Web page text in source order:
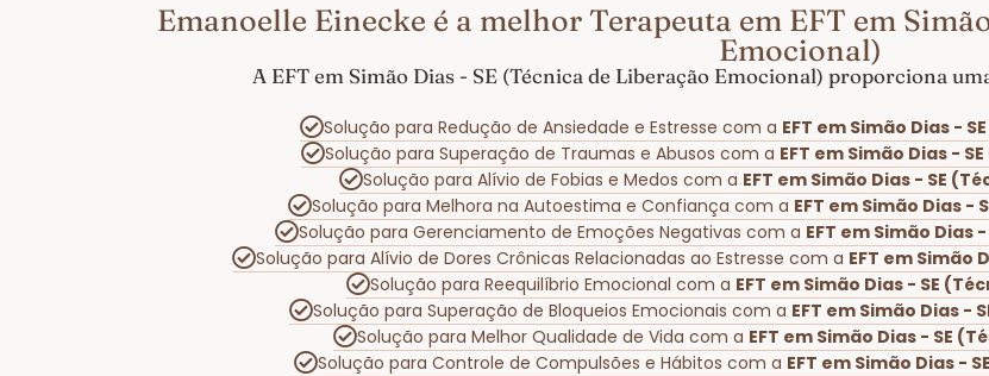
Emanoelle Einecke é a melhor Terapeuta em EFT em
Emocional)
A EFT em Simão Dias - SE (Técnica de Liberação Emocional) proporciona
Solução para Redução de Ansiedade e Estresse com a EFT em Simão Dias -
Solução para Superação de Traumas e Abusos com a EFT em Simão Dias -
Solução para Alívio de Fobias e Medos com a EFT em Simão Dias - SE
Solução para Melhora na Autoestima e Confiança com a EFT em Simão Dias -
Solução para Gerenciamento de Emoções Negativas com a EFT em Simão Dias
Solução para Alívio de Dores Crônicas Relacionadas ao Estresse com a EFT em Simão
Solução para Reequilíbrio Emocional com a EFT em Simão Dias - SE
Solução para Superação de Bloqueios Emocionais com a EFT em Simão Dias -
Solução para Melhor Qualidade de Vida com a EFT em Simão Dias - SE
Solução para Controle de Compulsões e Hábitos com a EFT em Simão Dias -